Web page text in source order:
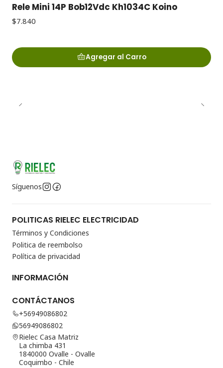
Rele Mini 14P Bob12Vdc Kh1034C Koino
$7.840
Agregar al Carro
Síguenos
POLITICAS RIELEC ELECTRICIDAD
Términos y Condiciones
Politica de reembolso
Política de privacidad
INFORMACIÓN
CONTÁCTANOS
+56949086802
56949086802
Rielec Casa Matriz
La chimba 431
1840000 Ovalle - Ovalle
Coquimbo - Chile